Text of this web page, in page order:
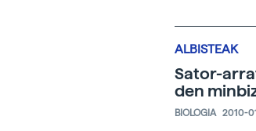
ALBISTEAK
Sator-
den
BIOLOGIA 2010-